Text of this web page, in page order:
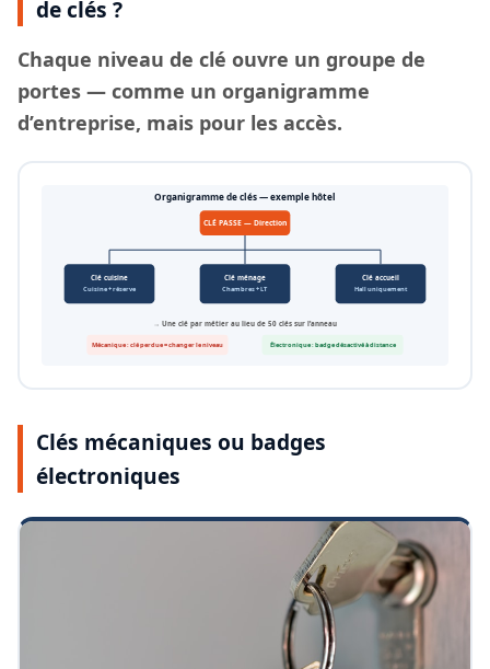
de clés ?
Chaque niveau de clé ouvre un groupe de
portes — comme un organigramme
d’entreprise, mais pour les accès.
Organigramme de clés — exemple hôtel
CLÉ PASSE — Direction
Clé cuisine
Cuisine + réserve
Clé ménage
Chambres + LT
Clé accueil
Hall uniquement
→ Une clé par métier au lieu de 50 clés sur l’anneau
Mécanique : clé perdue = changer le niveau Électronique : badge désactivé à distance
Clés mécaniques ou badges
électroniques